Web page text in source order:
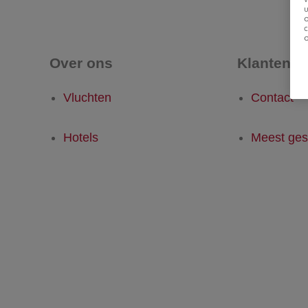
Over ons
Vluchten
Hotels
Contact
Meest